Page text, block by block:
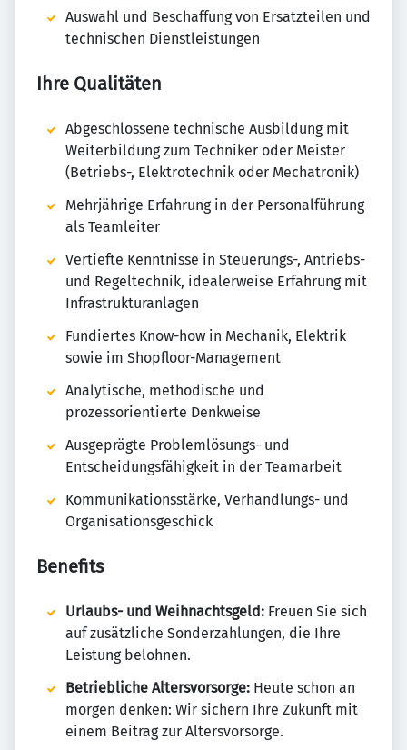
Auswahl und Beschaffung von Ersatzteilen und
technischen Dienstleistungen
Ihre Qualitäten
Abgeschlossene technische Ausbildung mit
Weiterbildung zum Techniker oder Meister
(Betriebs-, Elektrotechnik oder Mechatronik)
Mehrjährige Erfahrung in der Personalführung
als Teamleiter
Vertiefte Kenntnisse in Steuerungs-, Antriebs-
und Regeltechnik, idealerweise Erfahrung mit
Infrastrukturanlagen
Fundiertes Know-how in Mechanik, Elektrik
sowie im Shopfloor-Management
Analytische, methodische und
prozessorientierte Denkweise
Ausgeprägte Problemlösungs- und
Entscheidungsfähigkeit in der Teamarbeit
Kommunikationsstärke, Verhandlungs- und
Organisationsgeschick
Benefits
Urlaubs- und Weihnachtsgeld: Freuen Sie sich
auf zusätzliche Sonderzahlungen, die Ihre
Leistung belohnen.
Betriebliche Altersvorsorge: Heute schon an
morgen denken: Wir sichern Ihre Zukunft mit
einem Beitrag zur Altersvorsorge.